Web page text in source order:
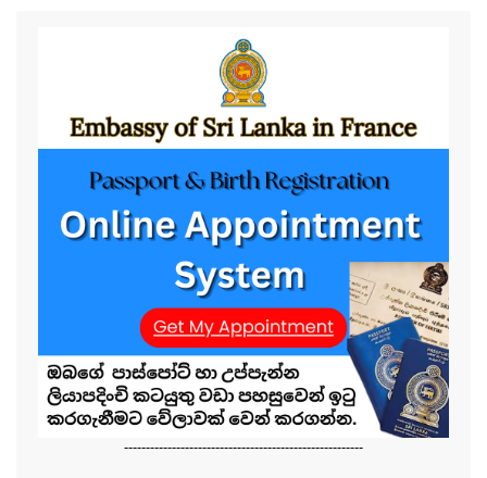
-------------------------------------------------------